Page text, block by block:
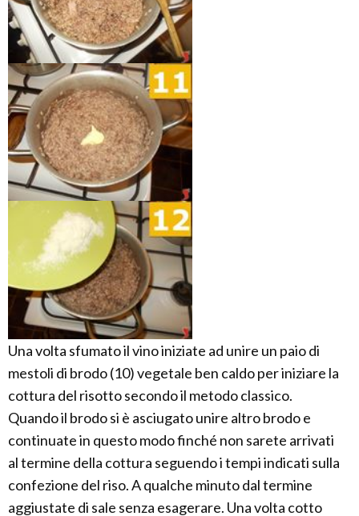
Una volta sfumato il vino iniziate ad unire un paio di
mestoli di brodo (10) vegetale ben caldo per iniziare la
cottura del risotto secondo il metodo classico.
Quando il brodo si è asciugato unire altro brodo e
continuate in questo modo finché non sarete arrivati
al termine della cottura seguendo i tempi indicati sulla
confezione del riso. A qualche minuto dal termine
aggiustate di sale senza esagerare. Una volta cotto